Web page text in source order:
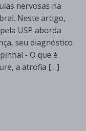
nervosas na
Neste artigo,
USP aborda
seu diagnóstico
- O que é
a atrofia […]